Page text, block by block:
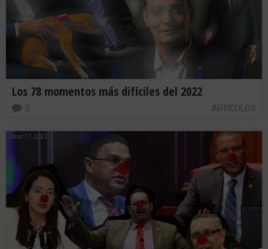
Los 78 momentos más difíciles del 2022
ARTÍCULOS
0
junio 17, 2022